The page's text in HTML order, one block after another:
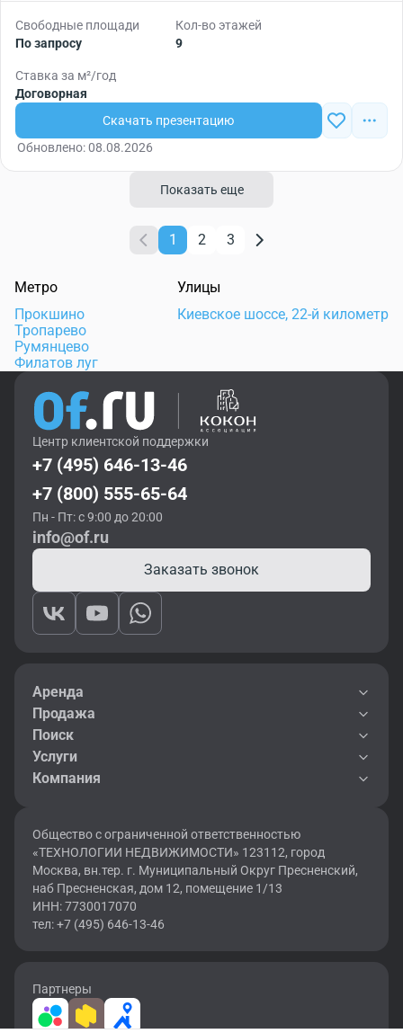
Свободные площади
По запросу
Кол-во этажей
9
Ставка за м²/год
Договорная
Скачать презентацию
Обновлено: 08.08.2026
Показать еще
1 2 3
Метро
Прокшино
Тропарево
Румянцево
Филатов луг
Улицы
Киевское шоссе, 22-й километр
Центр клиентской поддержки
+7 (495) 646-13-46
+7 (800) 555-65-64
Пн - Пт: с 9:00 до 20:00
info@of.ru
Заказать звонок
Аренда
Продажа
Поиск
Услуги
Компания
Общество с ограниченной ответственностью
«ТЕХНОЛОГИИ НЕДВИЖИМОСТИ» 123112, город
Москва, вн.тер. г. Муниципальный Округ Пресненский,
наб Пресненская, дом 12, помещение 1/13
ИНН: 7730017070
тел: +7 (495) 646-13-46
Партнеры